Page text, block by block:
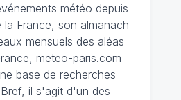
météo depuis
France, son almanach
mensuels des aléas
meteo-paris.com
base de recherches
il s'agit d'un des